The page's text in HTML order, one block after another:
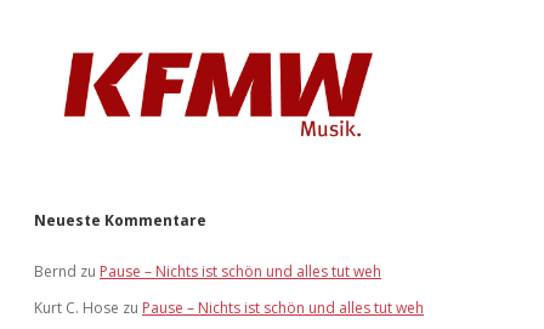
Neueste Kommentare
Bernd zu Pause – Nichts ist schön und alles tut weh
Kurt C. Hose zu Pause – Nichts ist schön und alles tut weh